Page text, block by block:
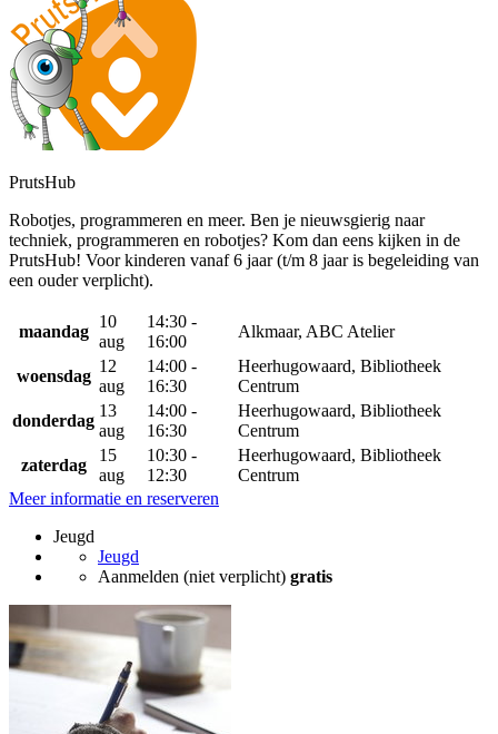
PrutsHub
Robotjes, programmeren en meer. Ben je nieuwsgierig naar
techniek, programmeren en robotjes? Kom dan eens kijken in de
PrutsHub! Voor kinderen vanaf 6 jaar (t/m 8 jaar is begeleiding van
een ouder verplicht).
maandag
10
aug
14:30 -
16:00
Alkmaar, ABC Atelier
woensdag
12
aug
14:00 -
16:30
Heerhugowaard, Bibliotheek
Centrum
donderdag
13
aug
14:00 -
16:30
Heerhugowaard, Bibliotheek
Centrum
zaterdag
15
aug
10:30 -
12:30
Heerhugowaard, Bibliotheek
Centrum
Meer informatie en reserveren
Jeugd
Jeugd
Aanmelden (niet verplicht) gratis